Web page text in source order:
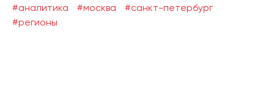
#аналитика #москва
#санкт-петербург
#регионы